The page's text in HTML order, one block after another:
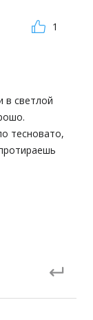
1
в светлой
тесновато,